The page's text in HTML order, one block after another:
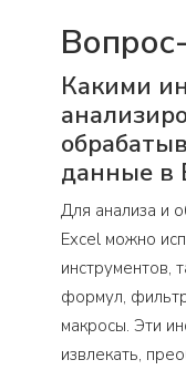
Какими
данные в
Для анализа и
Excel можно
инструментов,
формул,
макросы. Эти
извлекать,